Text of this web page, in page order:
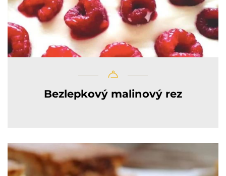
Bezlepkový malinový rez